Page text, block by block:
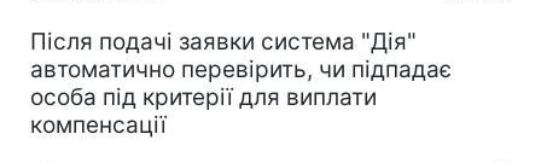
Після подачі заявки система "Дія"
автоматично перевірить, чи підпадає
особа під критерії для виплати
компенсації